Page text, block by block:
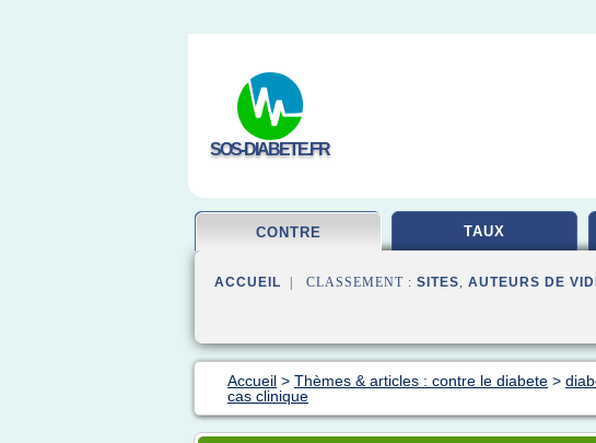
SOS-DIABETE.FR
CONTRE TAUX
ACCUEIL | CLASSEMENT : SITES, AUTEURS DE
Accueil > Thèmes & articles : contre le diabete >
cas clinique